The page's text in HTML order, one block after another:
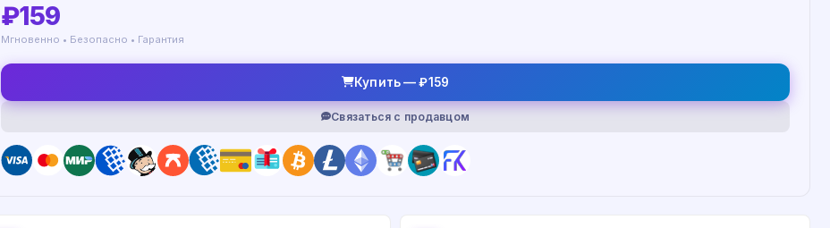
₽159
Мгновенно • Безопасно • Гарантия
Купить — ₽159
Связаться с продавцом